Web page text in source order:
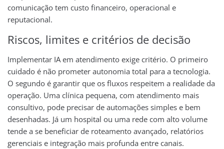
comunicação tem custo financeiro, operacional e
reputacional.
Riscos, limites e critérios de decisão
Implementar IA em atendimento exige critério. O primeiro
cuidado é não prometer autonomia total para a tecnologia.
O segundo é garantir que os fluxos respeitem a realidade da
operação. Uma clínica pequena, com atendimento mais
consultivo, pode precisar de automações simples e bem
desenhadas. Já um hospital ou uma rede com alto volume
tende a se beneficiar de roteamento avançado, relatórios
gerenciais e integração mais profunda entre canais.